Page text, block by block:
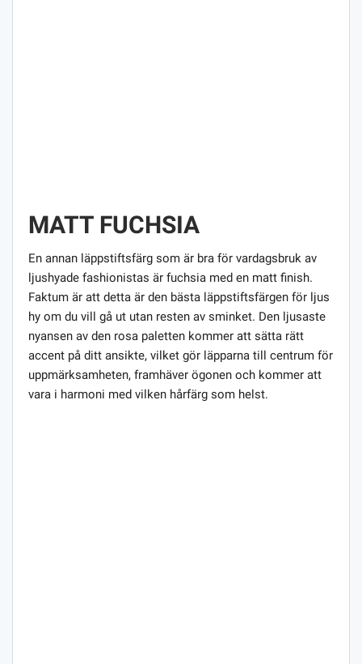
MATT FUCHSIA
En annan läppstiftsfärg som är bra för vardagsbruk av
ljushyade fashionistas är fuchsia med en matt finish.
Faktum är att detta är den bästa läppstiftsfärgen för ljus
hy om du vill gå ut utan resten av sminket. Den ljusaste
nyansen av den rosa paletten kommer att sätta rätt
accent på ditt ansikte, vilket gör läpparna till centrum för
uppmärksamheten, framhäver ögonen och kommer att
vara i harmoni med vilken hårfärg som helst.